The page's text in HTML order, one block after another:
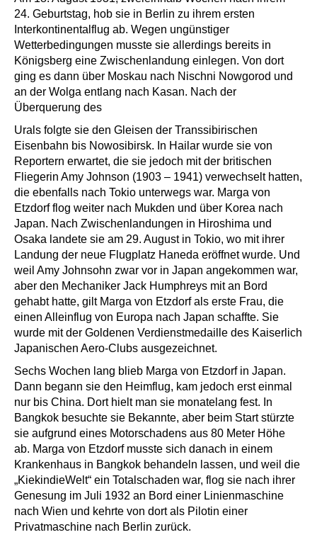
24. Geburtstag, hob sie in Berlin zu ihrem ersten
Interkontinentalflug ab. Wegen ungünstiger
Wetterbedingungen musste sie allerdings bereits in
Königsberg eine Zwischenlandung einlegen. Von dort
ging es dann über Moskau nach Nischni Nowgorod und
an der Wolga entlang nach Kasan. Nach der
Überquerung des
Urals folgte sie den Gleisen der Transsibirischen
Eisenbahn bis Nowosibirsk. In Hailar wurde sie von
Reportern erwartet, die sie jedoch mit der britischen
Fliegerin Amy Johnson (1903 – 1941) verwechselt hatten,
die ebenfalls nach Tokio unterwegs war. Marga von
Etzdorf flog weiter nach Mukden und über Korea nach
Japan. Nach Zwischenlandungen in Hiroshima und
Osaka landete sie am 29. August in Tokio, wo mit ihrer
Landung der neue Flugplatz Haneda eröffnet wurde. Und
weil Amy Johnsohn zwar vor in Japan angekommen war,
aber den Mechaniker Jack Humphreys mit an Bord
gehabt hatte, gilt Marga von Etzdorf als erste Frau, die
einen Alleinflug von Europa nach Japan schaffte. Sie
wurde mit der Goldenen Verdienstmedaille des Kaiserlich
Japanischen Aero-Clubs ausgezeichnet.
Sechs Wochen lang blieb Marga von Etzdorf in Japan.
Dann begann sie den Heimflug, kam jedoch erst einmal
nur bis China. Dort hielt man sie monatelang fest. In
Bangkok besuchte sie Bekannte, aber beim Start stürzte
sie aufgrund eines Motorschadens aus 80 Meter Höhe
ab. Marga von Etzdorf musste sich danach in einem
Krankenhaus in Bangkok behandeln lassen, und weil die
„KiekindieWelt“ ein Totalschaden war, flog sie nach ihrer
Genesung im Juli 1932 an Bord einer Linienmaschine
nach Wien und kehrte von dort als Pilotin einer
Privatmaschine nach Berlin zurück.